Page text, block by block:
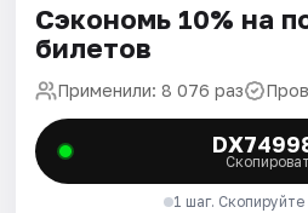
Сэкономь 10% на
билетов
Применили: 8 076 раз
1 шаг.